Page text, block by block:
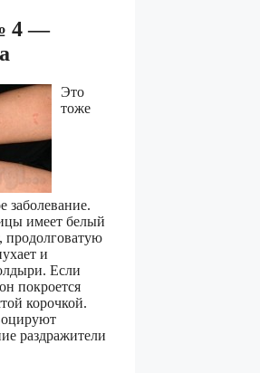
4 —
Это
тоже
заболевание.
имеет белый
продолговатую
и
Если
покроется
корочкой.
раздражители